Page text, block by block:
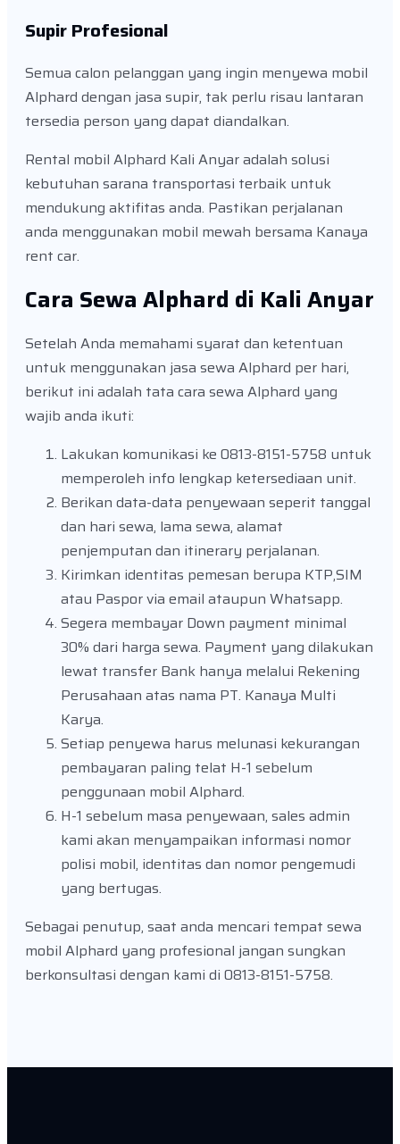
Supir Profesional
Semua calon pelanggan yang ingin menyewa mobil
Alphard dengan jasa supir, tak perlu risau lantaran
tersedia person yang dapat diandalkan.
Rental mobil Alphard Kali Anyar adalah solusi
kebutuhan sarana transportasi terbaik untuk
mendukung aktifitas anda. Pastikan perjalanan
anda menggunakan mobil mewah bersama Kanaya
rent car.
Cara Sewa Alphard di Kali Anyar
Setelah Anda memahami syarat dan ketentuan
untuk menggunakan jasa sewa Alphard per hari,
berikut ini adalah tata cara sewa Alphard yang
wajib anda ikuti:
Lakukan komunikasi ke 0813-8151-5758 untuk
memperoleh info lengkap ketersediaan unit.
Berikan data-data penyewaan seperit tanggal
dan hari sewa, lama sewa, alamat
penjemputan dan itinerary perjalanan.
Kirimkan identitas pemesan berupa KTP,SIM
atau Paspor via email ataupun Whatsapp.
Segera membayar Down payment minimal
30% dari harga sewa. Payment yang dilakukan
lewat transfer Bank hanya melalui Rekening
Perusahaan atas nama PT. Kanaya Multi
Karya.
Setiap penyewa harus melunasi kekurangan
pembayaran paling telat H-1 sebelum
penggunaan mobil Alphard.
H-1 sebelum masa penyewaan, sales admin
kami akan menyampaikan informasi nomor
polisi mobil, identitas dan nomor pengemudi
yang bertugas.
Sebagai penutup, saat anda mencari tempat sewa
mobil Alphard yang profesional jangan sungkan
berkonsultasi dengan kami di 0813-8151-5758.